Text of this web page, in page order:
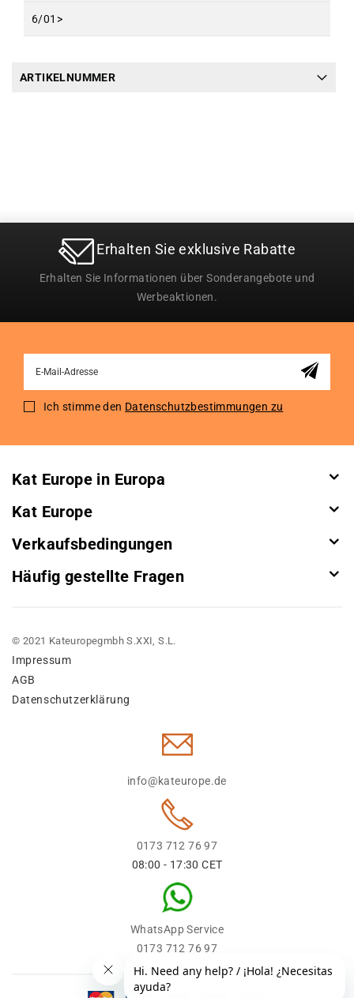
6/01>
ARTIKELNUMMER
Erhalten Sie exklusive Rabatte
Erhalten Sie Informationen über Sonderangebote und
Werbeaktionen.
for
Ich stimme den Datenschutzbestimmungen zu
Kat Europe in Europa
Kat Europe
Verkaufsbedingungen
Häufig gestellte Fragen
© 2021 Kateuropegmbh S.XXI, S.L.
Impressum
AGB
Datenschutzerklärung
info@kateurope.de
0173 712 76 97
08:00 - 17:30 CET
WhatsApp Service
0173 712 76 97